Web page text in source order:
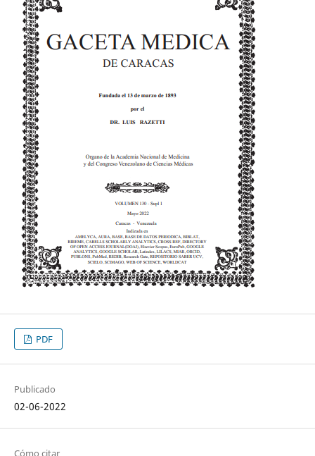
PDF
Publicado
02-06-2022
Cómo citar